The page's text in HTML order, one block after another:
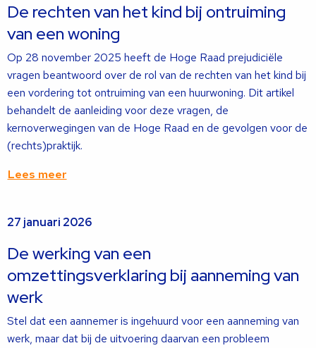
De rechten van het kind bij ontruiming
van een woning
Op 28 november 2025 heeft de Hoge Raad prejudiciële
vragen beantwoord over de rol van de rechten van het kind bij
een vordering tot ontruiming van een huurwoning. Dit artikel
behandelt de aanleiding voor deze vragen, de
kernoverwegingen van de Hoge Raad en de gevolgen voor de
(rechts)praktijk.
Lees meer
meer
27 januari 2026
De werking van een
omzettingsverklaring bij aanneming van
werk
Stel dat een aannemer is ingehuurd voor een aanneming van
werk, maar dat bij de uitvoering daarvan een probleem